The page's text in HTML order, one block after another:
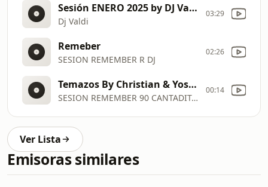
Sesión ENERO 2025 by DJ Valdi (Mix Reggaeton, Latin Hits y Éxitos TikTok)
Dj Valdi
03:29
Remeber
SESION REMEMBER R DJ
02:26
Temazos By Christian & Yose #remember #cantaditas #90s
SESION REMEMBER 90 CANTADITAS
00:14
Ver Lista
Emisoras similares